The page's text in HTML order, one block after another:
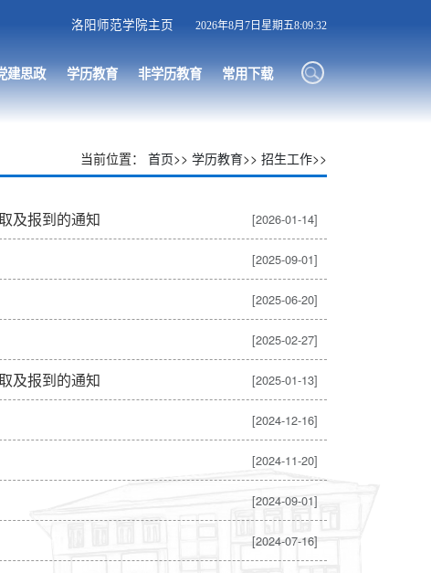
洛阳师范学院主页 2026年8月7日星期五8:09:32
建思政 学历教育 非学历教育 常用下载
当前位置： 首页>> 学历教育>> 招生工作>>
及报到的通知 [2026-01-14]
[2025-09-01]
[2025-06-20]
[2025-02-27]
及报到的通知 [2025-01-13]
[2024-12-16]
[2024-11-20]
[2024-09-01]
[2024-07-16]